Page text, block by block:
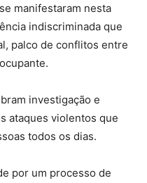
manifestaram nesta
indiscriminada que
palco de conflitos entre
investigação e
ataques violentos que
todos os dias.
por um processo de